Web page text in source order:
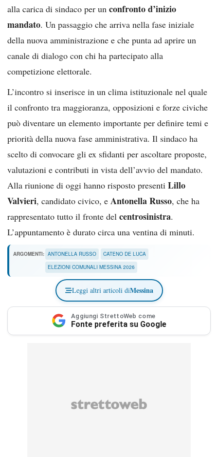
alla carica di sindaco per un confronto d’inizio
mandato. Un passaggio che arriva nella fase iniziale
della nuova amministrazione e che punta ad aprire un
canale di dialogo con chi ha partecipato alla
competizione elettorale.
L’incontro si inserisce in un clima istituzionale nel quale
il confronto tra maggioranza, opposizioni e forze civiche
può diventare un elemento importante per definire temi e
priorità della nuova fase amministrativa. Il sindaco ha
scelto di convocare gli ex sfidanti per ascoltare proposte,
valutazioni e contributi in vista dell’avvio del mandato.
Alla riunione di oggi hanno risposto presenti Lillo
Valvieri, candidato civico, e Antonella Russo, che ha
rappresentato tutto il fronte del centrosinistra.
L’appuntamento è durato circa una ventina di minuti.
ARGOMENTI: ANTONELLA RUSSO
CATENO DE LUCA
ELEZIONI COMUNALI MESSINA 2026
Leggi altri articoli diMessina
Aggiungi StrettoWeb come
Fonte preferita su Google